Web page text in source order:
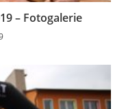
– Fotogalerie